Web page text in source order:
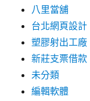
八里當舖
台北網頁設計
塑膠射出工廠
新莊支票借款
未分類
編輯軟體